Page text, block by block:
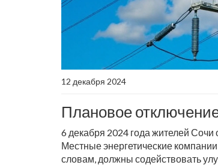
12 декабря 2024
Плановое
6 декабря 2024 года жителей
Местные энергетические
словам, должны содействовать